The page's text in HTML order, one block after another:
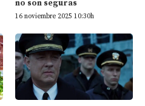
no son seguras
16 noviembre 2025 10:30h